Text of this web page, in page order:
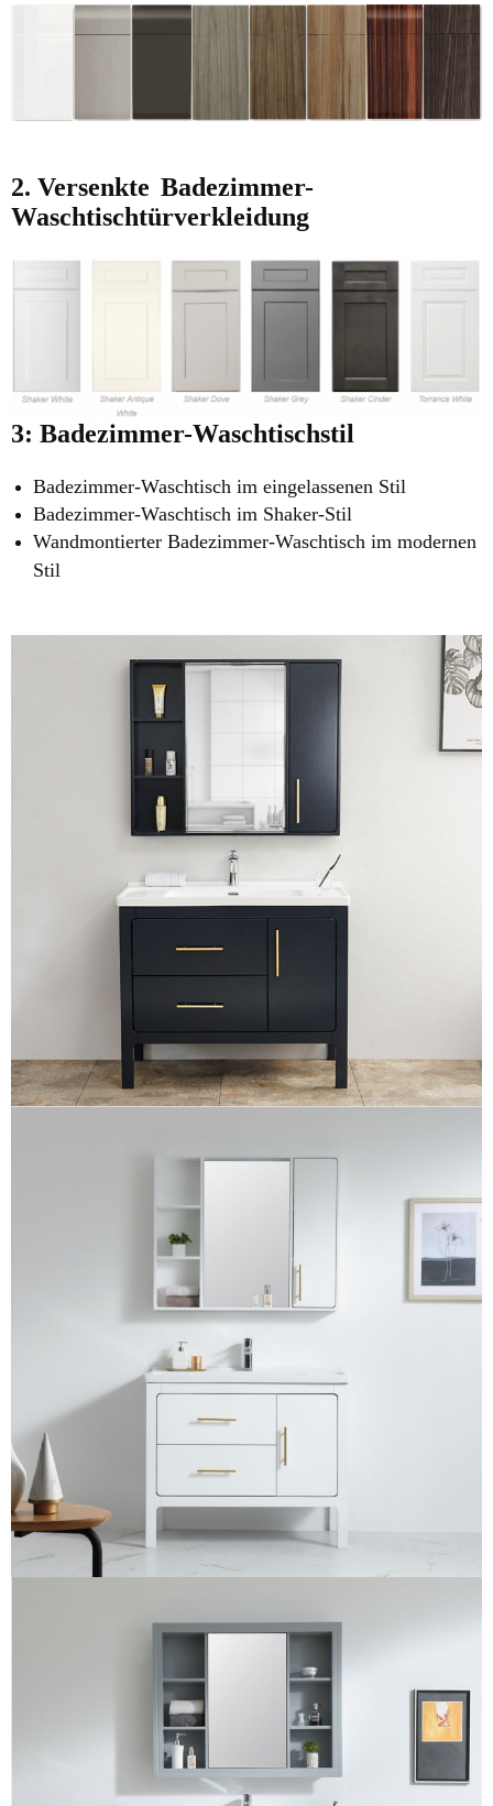
2. Versenkte Badezimmer-
Waschtischtürverkleidung
3: Badezimmer-Waschtischstil
Badezimmer-Waschtisch im eingelassenen Stil
Badezimmer-Waschtisch im Shaker-Stil
Wandmontierter Badezimmer-Waschtisch im modernen
Stil